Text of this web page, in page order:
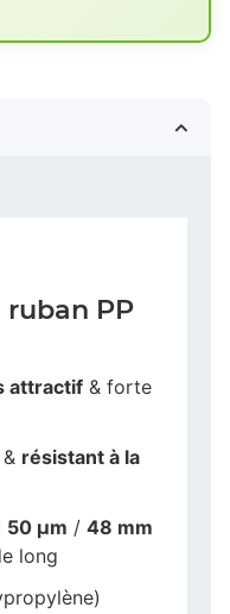
ruban PP
attractif & forte
& résistant à la
50 µm / 48 mm
long